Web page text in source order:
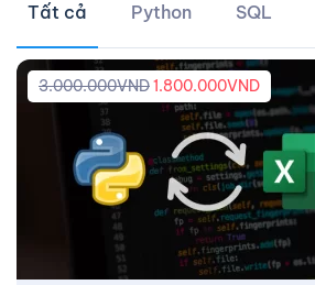
Tất cả Python SQL
3.000.000VND1.800.000VND